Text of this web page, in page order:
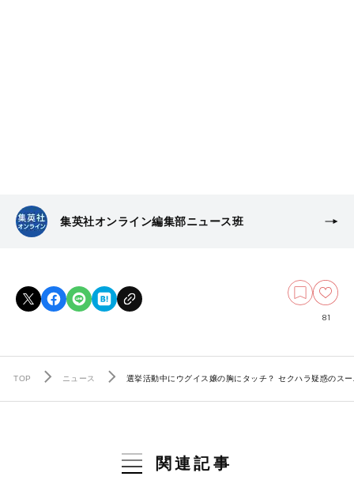
集英社オンライン編集部ニュース班
81
TOP ニュース 選挙活動中にウグイス嬢の胸にタッチ？ セクハラ疑惑のス
関連記事